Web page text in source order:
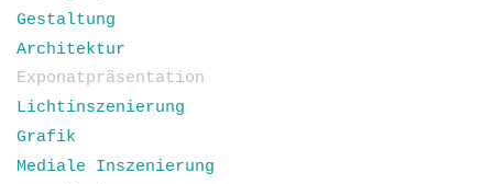
Gestaltung
Architektur
Exponatpräsentation
Lichtinszenierung
Grafik
Mediale Inszenierung